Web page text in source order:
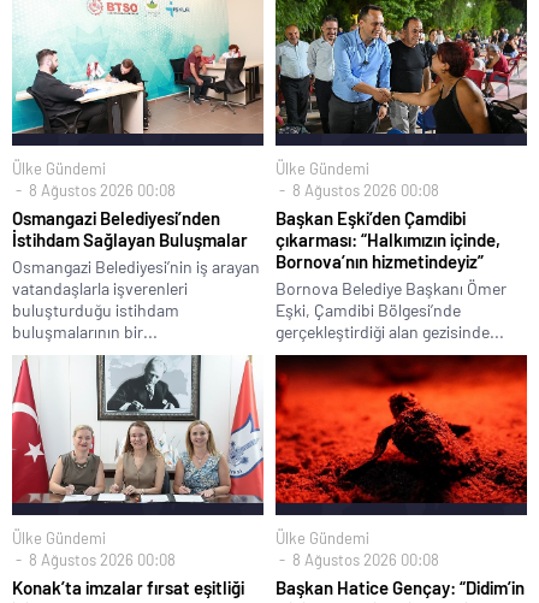
Ülke Gündemi
8 Ağustos 2026 00:08
Osmangazi Belediyesi’nden
İstihdam Sağlayan Buluşmalar
Osmangazi Belediyesi’nin iş arayan
vatandaşlarla işverenleri
buluşturduğu istihdam
buluşmalarının bir...
Ülke Gündemi
8 Ağustos 2026 00:08
Başkan Eşki’den Çamdibi
çıkarması: “Halkımızın içinde,
Bornova’nın hizmetindeyiz”
Bornova Belediye Başkanı Ömer
Eşki, Çamdibi Bölgesi’nde
gerçekleştirdiği alan gezisinde...
Ülke Gündemi
8 Ağustos 2026 00:08
Konak’ta imzalar fırsat eşitliği
Ülke Gündemi
8 Ağustos 2026 00:08
Başkan Hatice Gençay: “Didim’in